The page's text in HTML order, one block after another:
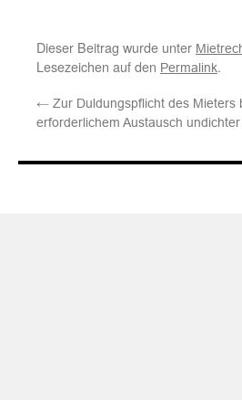
Dieser Beitrag wurde unter
Lesezeichen auf den Permalink.
← Zur Duldungspflicht des Mieters
erforderlichem Austausch